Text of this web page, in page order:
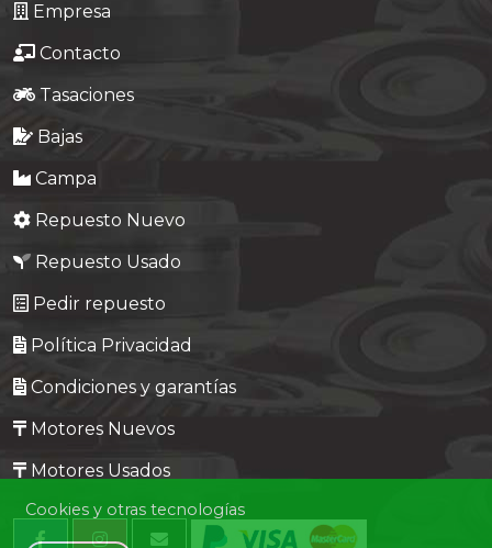
Empresa
Contacto
Tasaciones
Bajas
Campa
Repuesto Nuevo
Repuesto Usado
Pedir repuesto
Política Privacidad
Condiciones y garantías
Motores Nuevos
Motores Usados
Cookies y otras tecnologías